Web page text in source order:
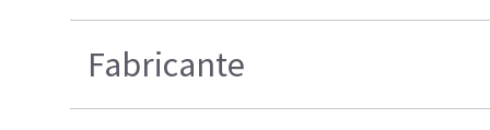
Fabricante